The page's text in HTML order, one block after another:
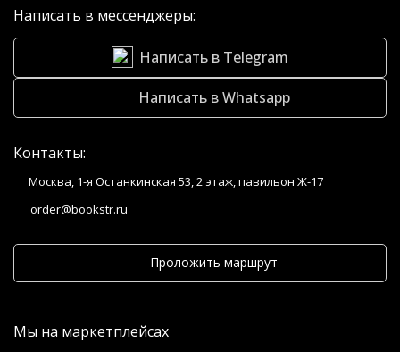
Написать в мессенджеры:
Написать в Telegram
Написать в Whatsapp
Контакты:
Москва, 1-я Останкинская 53, 2 этаж, павильон Ж-17
order@bookstr.ru
Проложить маршрут
Мы на маркетплейсах